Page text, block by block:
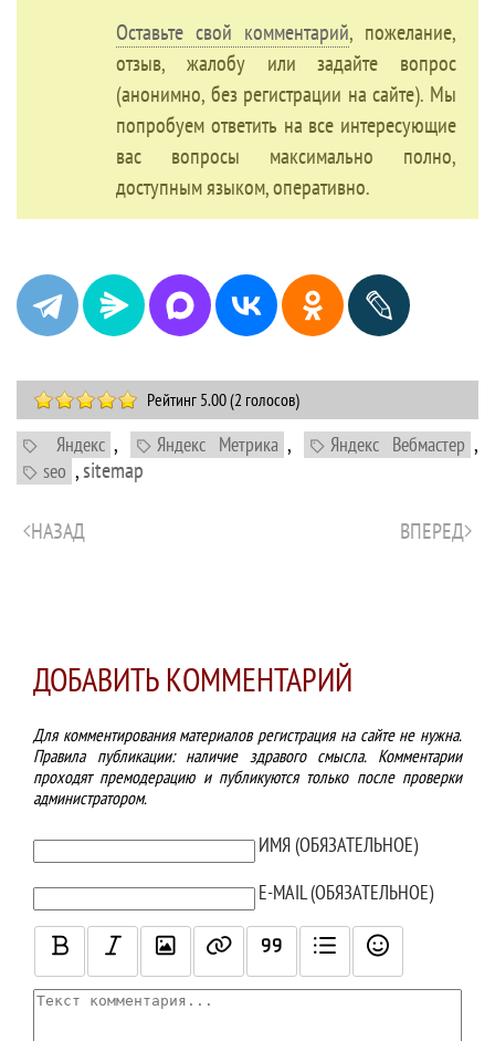
Оставьте свой комментарий, пожелание,
отзыв, жалобу или задайте вопрос
(анонимно, без регистрации на сайте). Мы
попробуем ответить на все интересующие
вас вопросы максимально полно,
доступным языком, оперативно.
Рейтинг 5.00 (2 голосов)
Яндекс , Яндекс Метрика , Яндекс Вебмастер ,
seo ,sitemap
НАЗАД ВПЕРЕД
ДОБАВИТЬ КОММЕНТАРИЙ
Для комментирования материалов регистрация на сайте не нужна.
Правила публикации: наличие здравого смысла. Комментарии
проходят премодерацию и публикуются только после проверки
администратором.
ИМЯ (ОБЯЗАТЕЛЬНОЕ)
E-MAIL (ОБЯЗАТЕЛЬНОЕ)
ТЕКСТ КОММЕНТАРИЯ